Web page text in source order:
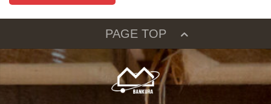
PAGE TOP